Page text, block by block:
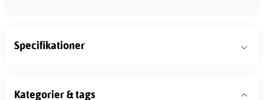
Specifikationer
Kategorier & tags